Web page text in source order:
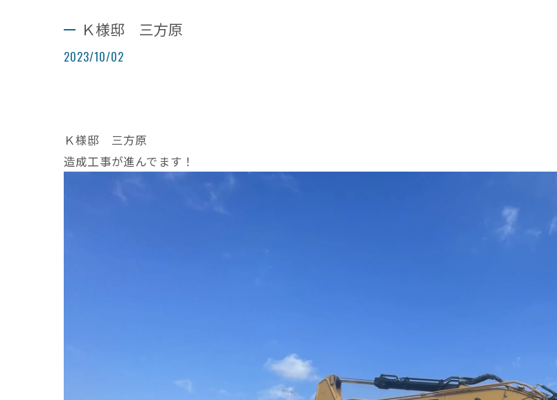
Ｋ様邸 三方原
2023/10/02
Ｋ様邸 三方原
造成工事が進んでます！